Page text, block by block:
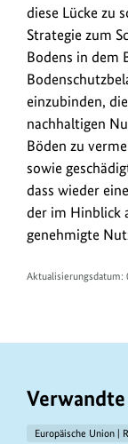
diese Lücke zu
Strategie zum
Bodens in dem
einzubinden,
nachhaltigen
Böden zu
sowie
dass wieder
der im Hinblick
genehmigte
Aktualisierungsdatum:
Europäische Union |